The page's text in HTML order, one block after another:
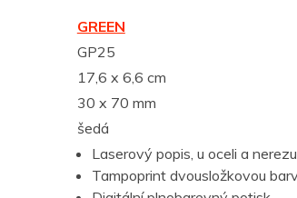
GREEN
GP25
17,6 x 6,6 cm
30 x 70 mm
šedá
Laserový popis, u oceli a
Tampoprint dvousložkovou